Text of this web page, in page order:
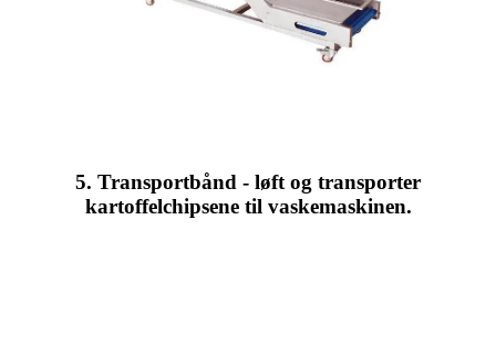
5. Transportbånd - løft og transporter
kartoffelchipsene til vaskemaskinen.